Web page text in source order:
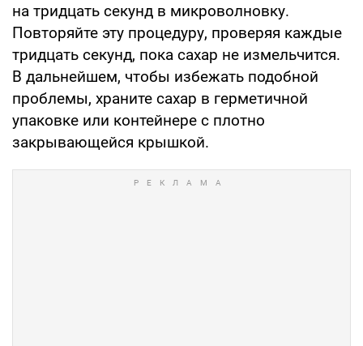
на тридцать секунд в микроволновку.
Повторяйте эту процедуру, проверяя каждые
тридцать секунд, пока сахар не измельчится.
В дальнейшем, чтобы избежать подобной
проблемы, храните сахар в герметичной
упаковке или контейнере с плотно
закрывающейся крышкой.